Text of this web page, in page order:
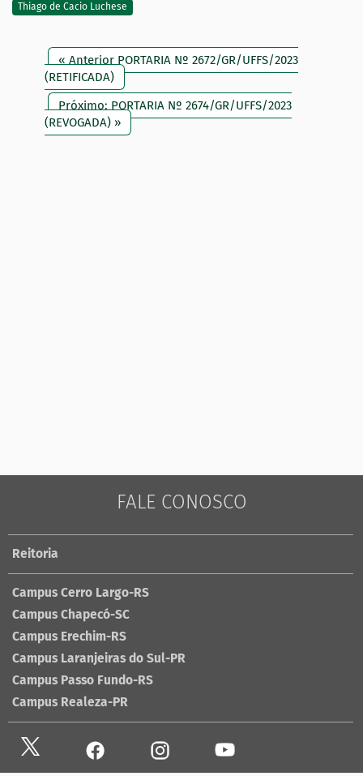
Thiago de Cacio Luchese
« Anterior PORTARIA Nº 2672/GR/UFFS/2023
(RETIFICADA)
Próximo: PORTARIA Nº 2674/GR/UFFS/2023
(REVOGADA) »
FALE CONOSCO
Reitoria
Campus Cerro Largo-RS
Campus Chapecó-SC
Campus Erechim-RS
Campus Laranjeiras do Sul-PR
Campus Passo Fundo-RS
Campus Realeza-PR